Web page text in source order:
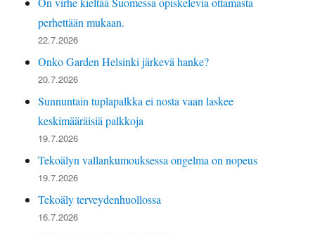
perhettään mukaan.
22.7.2026
Onko Garden Helsinki järkevä hanke?
20.7.2026
Sunnuntain tuplapalkka ei nosta vaan laskee
keskimääräisiä palkkoja
19.7.2026
Tekoälyn vallankumouksessa ongelma on nopeus
19.7.2026
Tekoäly terveydenhuollossa
16.7.2026